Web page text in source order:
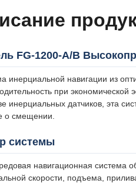
FG-1200-A/B
инерциальной навигации из
при экономической
инерциальных датчиков, эта
о смещении.
системы
навигационная система
скорости, подъема,